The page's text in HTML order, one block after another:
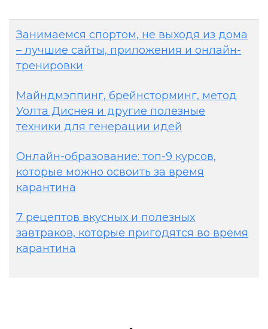
Занимаемся спортом, не выходя из дома
– лучшие сайты, приложения и онлайн-
тренировки
Майндмэппинг, брейнсторминг, метод
Уолта Диснея и другие полезные
техники для генерации идей
Онлайн-образование: топ-9 курсов,
которые можно освоить за время
карантина
7 рецептов вкусных и полезных
завтраков, которые пригодятся во время
карантина